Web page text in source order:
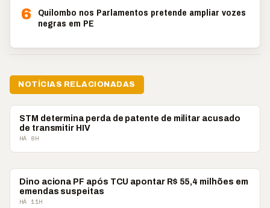
6 Quilombo nos Parlamentos pretende ampliar vozes
negras em PE
NOTÍCIAS RELACIONADAS
BRASIL
STM determina perda de patente de militar acusado
de transmitir HIV
HÁ 8H
BRASIL
Dino aciona PF após TCU apontar R$ 55,4 milhões em
emendas suspeitas
HÁ 11H